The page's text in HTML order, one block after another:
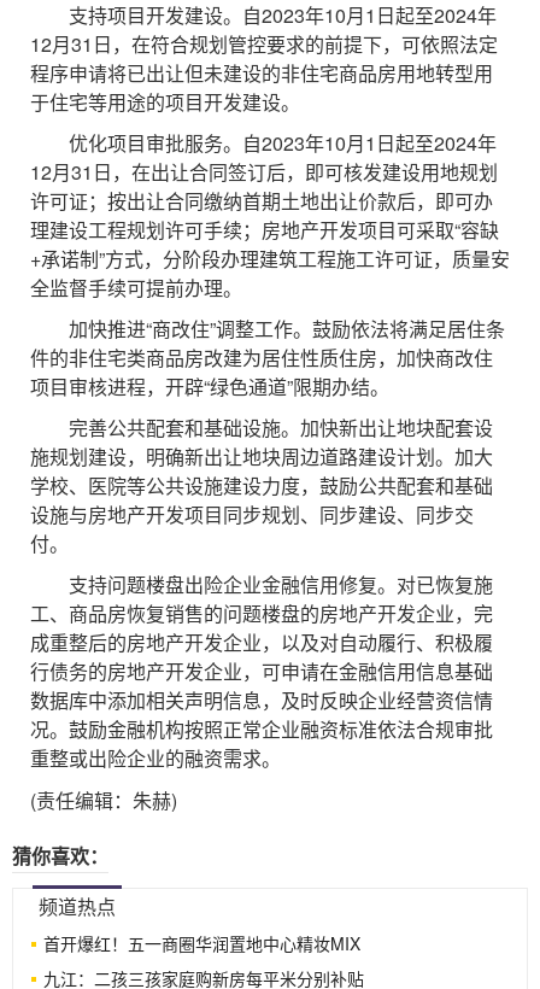
支持项目开发建设。自2023年10月1日起至2024年
12月31日，在符合规划管控要求的前提下，可依照法定
程序申请将已出让但未建设的非住宅商品房用地转型用
于住宅等用途的项目开发建设。
优化项目审批服务。自2023年10月1日起至2024年
12月31日，在出让合同签订后，即可核发建设用地规划
许可证；按出让合同缴纳首期土地出让价款后，即可办
理建设工程规划许可手续；房地产开发项目可采取“容缺
+承诺制”方式，分阶段办理建筑工程施工许可证，质量安
全监督手续可提前办理。
加快推进“商改住”调整工作。鼓励依法将满足居住条
件的非住宅类商品房改建为居住性质住房，加快商改住
项目审核进程，开辟“绿色通道”限期办结。
完善公共配套和基础设施。加快新出让地块配套设
施规划建设，明确新出让地块周边道路建设计划。加大
学校、医院等公共设施建设力度，鼓励公共配套和基础
设施与房地产开发项目同步规划、同步建设、同步交
付。
支持问题楼盘出险企业金融信用修复。对已恢复施
工、商品房恢复销售的问题楼盘的房地产开发企业，完
成重整后的房地产开发企业，以及对自动履行、积极履
行债务的房地产开发企业，可申请在金融信用信息基础
数据库中添加相关声明信息，及时反映企业经营资信情
况。鼓励金融机构按照正常企业融资标准依法合规审批
重整或出险企业的融资需求。
(责任编辑：朱赫)
猜你喜欢：
频道热点
首开爆红！五一商圈华润置地中心精妆MIX
九江：二孩三孩家庭购新房每平米分别补贴